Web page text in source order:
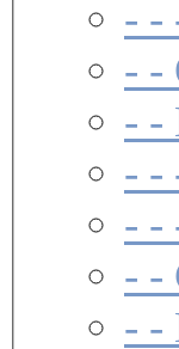
- -
- -
- -
- -
- -
- -
- -